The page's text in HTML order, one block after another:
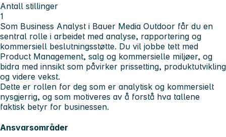
Antall stillinger
1
Som Business Analyst i Bauer Media Outdoor får du en
sentral rolle i arbeidet med analyse, rapportering og
kommersiell beslutningsstøtte. Du vil jobbe tett med
Product Management, salg og kommersielle miljøer, og
bidra med innsikt som påvirker prissetting, produktutvikling
og videre vekst.
Dette er rollen for deg som er analytisk og kommersielt
nysgjerrig, og som motiveres av å forstå hva tallene
faktisk betyr for businessen.
Ansvarsområder